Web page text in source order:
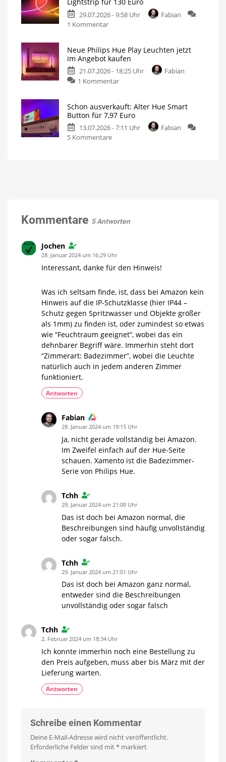
200
LEDs
Jetzt
über
100
Individuelle
Deckenleuchte
mit
Lumen
Lightstrip für 130 Euro
29.07.2026 - 9:58 Uhr
Fabian
1 Kommentarzu
Hue
Neon
Outdoor
Lightstrip
Euro
Ausgestattet
Gradient-
Neue Philips Hue Play Leuchten jetzt
im Angebot kaufen
21.07.2026 - 18:25 Uhr
Fabian
1 Kommentarzu
Hue
Play
Leuchten
Schon ausverkauft: Alter Hue Smart
Button für 7,97 Euro
13.07.2026 - 7:11 Uhr
Fabian
5 Kommentarezu
Euro
Kommentare 5 Antworten
Jochen
28. Januar 2024 um 16:29 Uhr
Interessant, danke für den Hinweis!
Was ich seltsam finde, ist, dass bei Amazon kein
Hinweis auf die IP-Schutzklasse (hier IP44 –
Schutz gegen Spritzwasser und Objekte größer
als 1mm) zu finden ist, oder zumindest so etwas
wie “Feuchtraum geeignet”, wobei das ein
dehnbarer Begriff wäre. Immerhin steht dort
“Zimmerart: Badezimmer”, wobei die Leuchte
natürlich auch in jedem anderen Zimmer
funktioniert.
Antworten
Fabian
28. Januar 2024 um 19:15 Uhr
Ja, nicht gerade vollständig bei Amazon.
Im Zweifel einfach auf der Hue-Seite
schauen. Xamento ist die Badezimmer-
Serie von Philips Hue.
Tchh
29. Januar 2024 um 21:00 Uhr
Das ist doch bei Amazon normal, die
Beschreibungen sind häufig unvollständig
oder sogar falsch.
Tchh
29. Januar 2024 um 21:01 Uhr
Das ist doch bei Amazon ganz normal,
entweder sind die Beschreibungen
unvollständig oder sogar falsch
Tchh
2. Februar 2024 um 18:34 Uhr
Ich konnte immerhin noch eine Bestellung zu
den Preis aufgeben, muss aber bis März mit der
Lieferung warten.
Antworten
Schreibe einen Kommentar
Deine E-Mail-Adresse wird nicht veröffentlicht.
Erforderliche Felder sind mit* markiert